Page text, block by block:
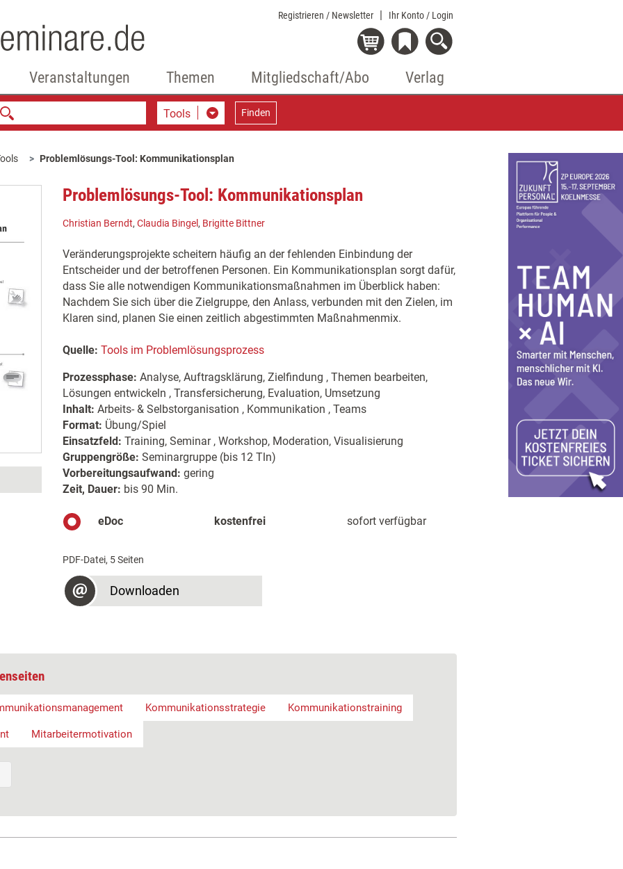
Registrieren / Newsletter Ihr Konto / Login
Veranstaltungen Themen Mitgliedschaft/Abo Verlag
Tools Finden
Problemlösungs-Tool: Kommunikationsplan
Problemlösungs-Tool: Kommunikationsplan
Christian Berndt, Claudia Bingel , Brigitte Bittner
Veränderungsprojekte scheitern häufig an der fehlenden Einbindung der
Entscheider und der betroffenen Personen. Ein Kommunikationsplan sorgt dafür,
dass Sie alle notwendigen Kommunikationsmaßnahmen im Überblick haben:
Nachdem Sie sich über die Zielgruppe, den Anlass, verbunden mit den Zielen, im
Klaren sind, planen Sie einen zeitlich abgestimmten Maßnahmenmix.
Quelle: Tools im Problemlösungsprozess
Prozessphase: Analyse, Auftragsklärung, Zielfindung , Themen bearbeiten,
Lösungen entwickeln , Transfersicherung, Evaluation, Umsetzung
Inhalt: Arbeits- & Selbstorganisation , Kommunikation , Teams
Format: Übung/Spiel
Einsatzfeld: Training, Seminar , Workshop, Moderation, Visualisierung
Gruppengröße: Seminargruppe (bis 12 Tln)
Vorbereitungsaufwand: gering
Zeit, Dauer: bis 90 Min.
eDoc kostenfrei sofort verfügbar
PDF-Datei, 5 Seiten
Downloaden
Kommunikationsstrategie Kommunikationstraining
Mitarbeitermotivation